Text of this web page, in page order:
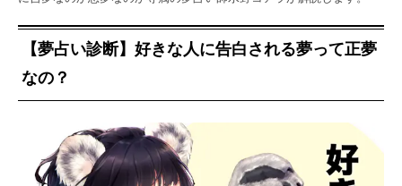
【夢占い診断】好きな人に告白される夢って正夢
なの？